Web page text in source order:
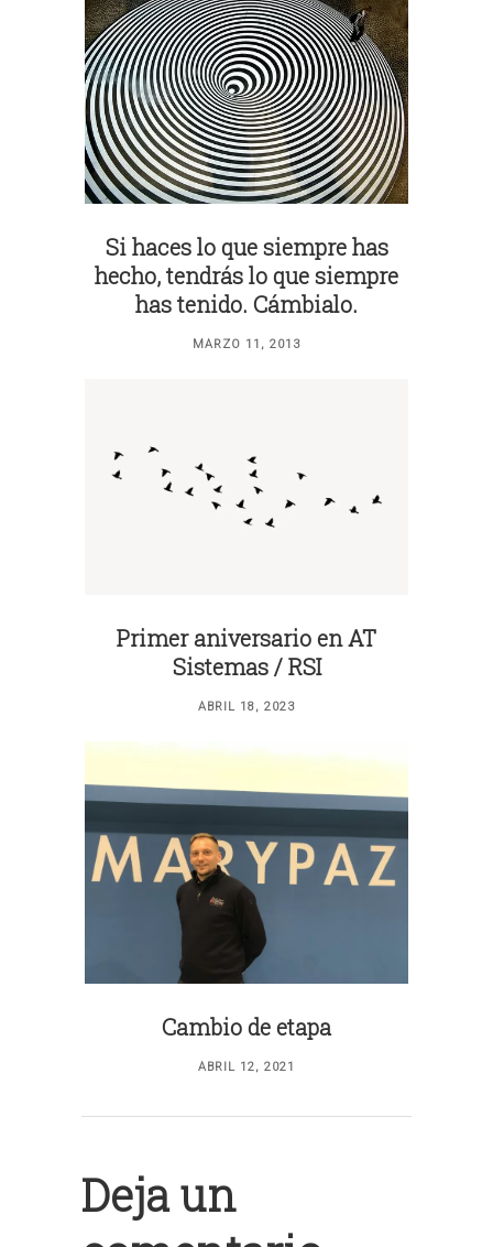
Si haces lo que siempre has
hecho, tendrás lo que siempre
has tenido. Cámbialo.
MARZO 11, 2013
Primer aniversario en AT
Sistemas / RSI
ABRIL 18, 2023
Cambio de etapa
ABRIL 12, 2021
Deja un